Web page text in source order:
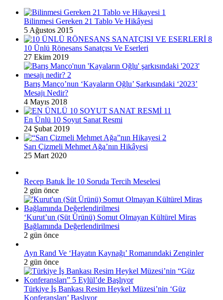
Bilinmesi Gereken 21 Tablo Ve Hikâyesi
5 Ağustos 2015
10 Ünlü Rönesans Sanatçısı Ve Eserleri
27 Ekim 2019
Barış Manço’nun ‘Kayaların Oğlu’ Şarkısındaki ‘2023’
Mesajı Nedir?
4 Mayıs 2018
En Ünlü 10 Soyut Sanat Resmi
24 Şubat 2019
Sarı Çizmeli Mehmet Ağa’nın Hikâyesi
25 Mart 2020
Recep Batuk İle 10 Soruda Tercih Meselesi
2 gün önce
‘Kurut’un (Süt Ürünü) Somut Olmayan Kültürel Miras
Bağlamında Değerlendirilmesi
2 gün önce
Ayn Rand Ve ‘Hayatın Kaynağı’ Romanındaki Zenginler
2 gün önce
Türkiye İş Bankası Resim Heykel Müzesi’nin ‘Güz
Konferansları’ Başlıyor